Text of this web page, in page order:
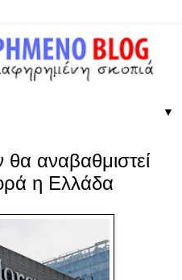
▼
θα αναβαθμιστεί
η Ελλάδα